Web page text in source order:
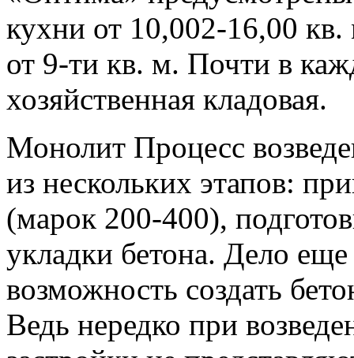
кухни от 10,002-16,00
от 9-ти кв. м. Почти в
хозяйственная кладовая.
Монолит Процесс
из нескольких этапов:
(марок 200-400),
укладки бетона. Дело
возможность создать
Ведь нередко при